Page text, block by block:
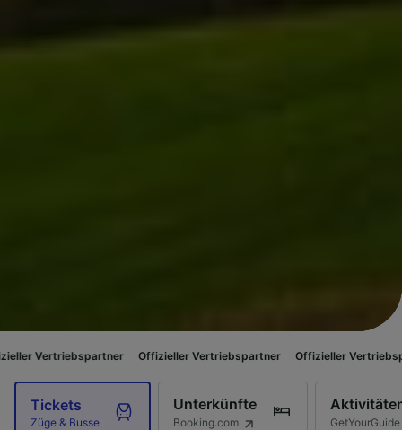
Offizieller Vertriebspartner Offizieller Vertriebspartner
Tickets
Züge & Busse
Unterkünfte
Booking.com GetYourGuide